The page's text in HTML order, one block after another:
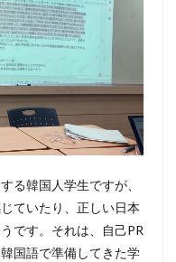
る韓国人学生ですが、
ていたり、正しい日本
です。それは、自己PR
国語で準備してきた学